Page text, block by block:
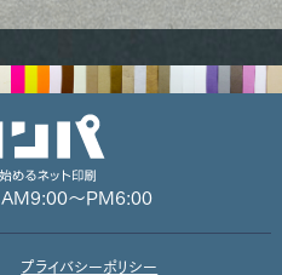
AM9:00～PM6:00
プライバシーポリシー